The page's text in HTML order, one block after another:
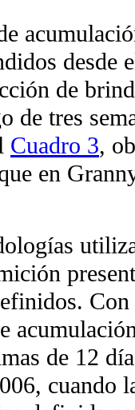
desde
de
de tres
Cuadro 3,
en
de 12
cuando